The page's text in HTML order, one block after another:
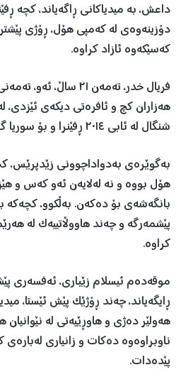
داعش، بە میدیاکانی ڕاگەیاند، کچە
کەسێکەوە ئازاد کراوە.
هەزاران کچ و ئافرەتی دیکەی ئێزدی،
شنگال لە ئابی ٢٠١٤ ڕفێنرا و بۆ سوریا گواسترایەوە.
بەگوێرەی بەدواداچوونی زێدپرێس،
هۆل بووە و نە لەلایەن ئەو کەس و
بانگەشەی بۆ دەکەن. بەڵکوو، کچەکە
پێشمەرگە و چەند هاووڵاتییەک لە
کراوە.
موقەدەم ئیسلام زێباری، ئەفسەری
ڕایگەیاند، چەند ڕۆژێک پێش ئێستا،
هەولێر دەژی و هاوڕێیەتی لە نێوانیان
ناوبراوەوە دەکات و زانیاری
پێدەدات.